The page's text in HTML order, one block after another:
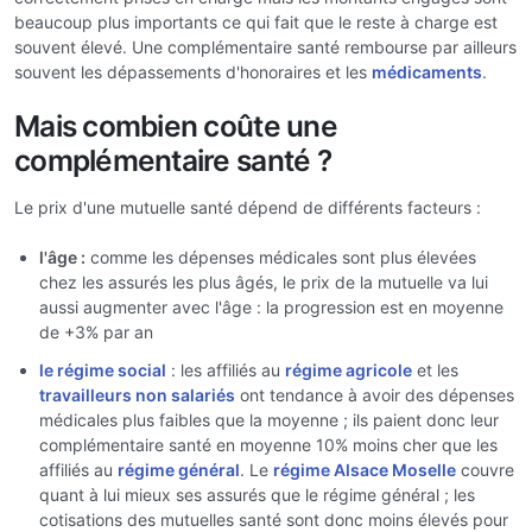
beaucoup plus importants ce qui fait que le reste à charge est
souvent élevé. Une complémentaire santé rembourse par ailleurs
souvent les dépassements d'honoraires et les médicaments.
Mais combien coûte une
complémentaire santé ?
Le prix d'une mutuelle santé dépend de différents facteurs :
l'âge : comme les dépenses médicales sont plus élevées
chez les assurés les plus âgés, le prix de la mutuelle va lui
aussi augmenter avec l'âge : la progression est en moyenne
de +3% par an
le régime social : les affiliés au régime agricole et les
travailleurs non salariés ont tendance à avoir des dépenses
médicales plus faibles que la moyenne ; ils paient donc leur
complémentaire santé en moyenne 10% moins cher que les
affiliés au régime général. Le régime Alsace Moselle couvre
quant à lui mieux ses assurés que le régime général ; les
cotisations des mutuelles santé sont donc moins élevés pour